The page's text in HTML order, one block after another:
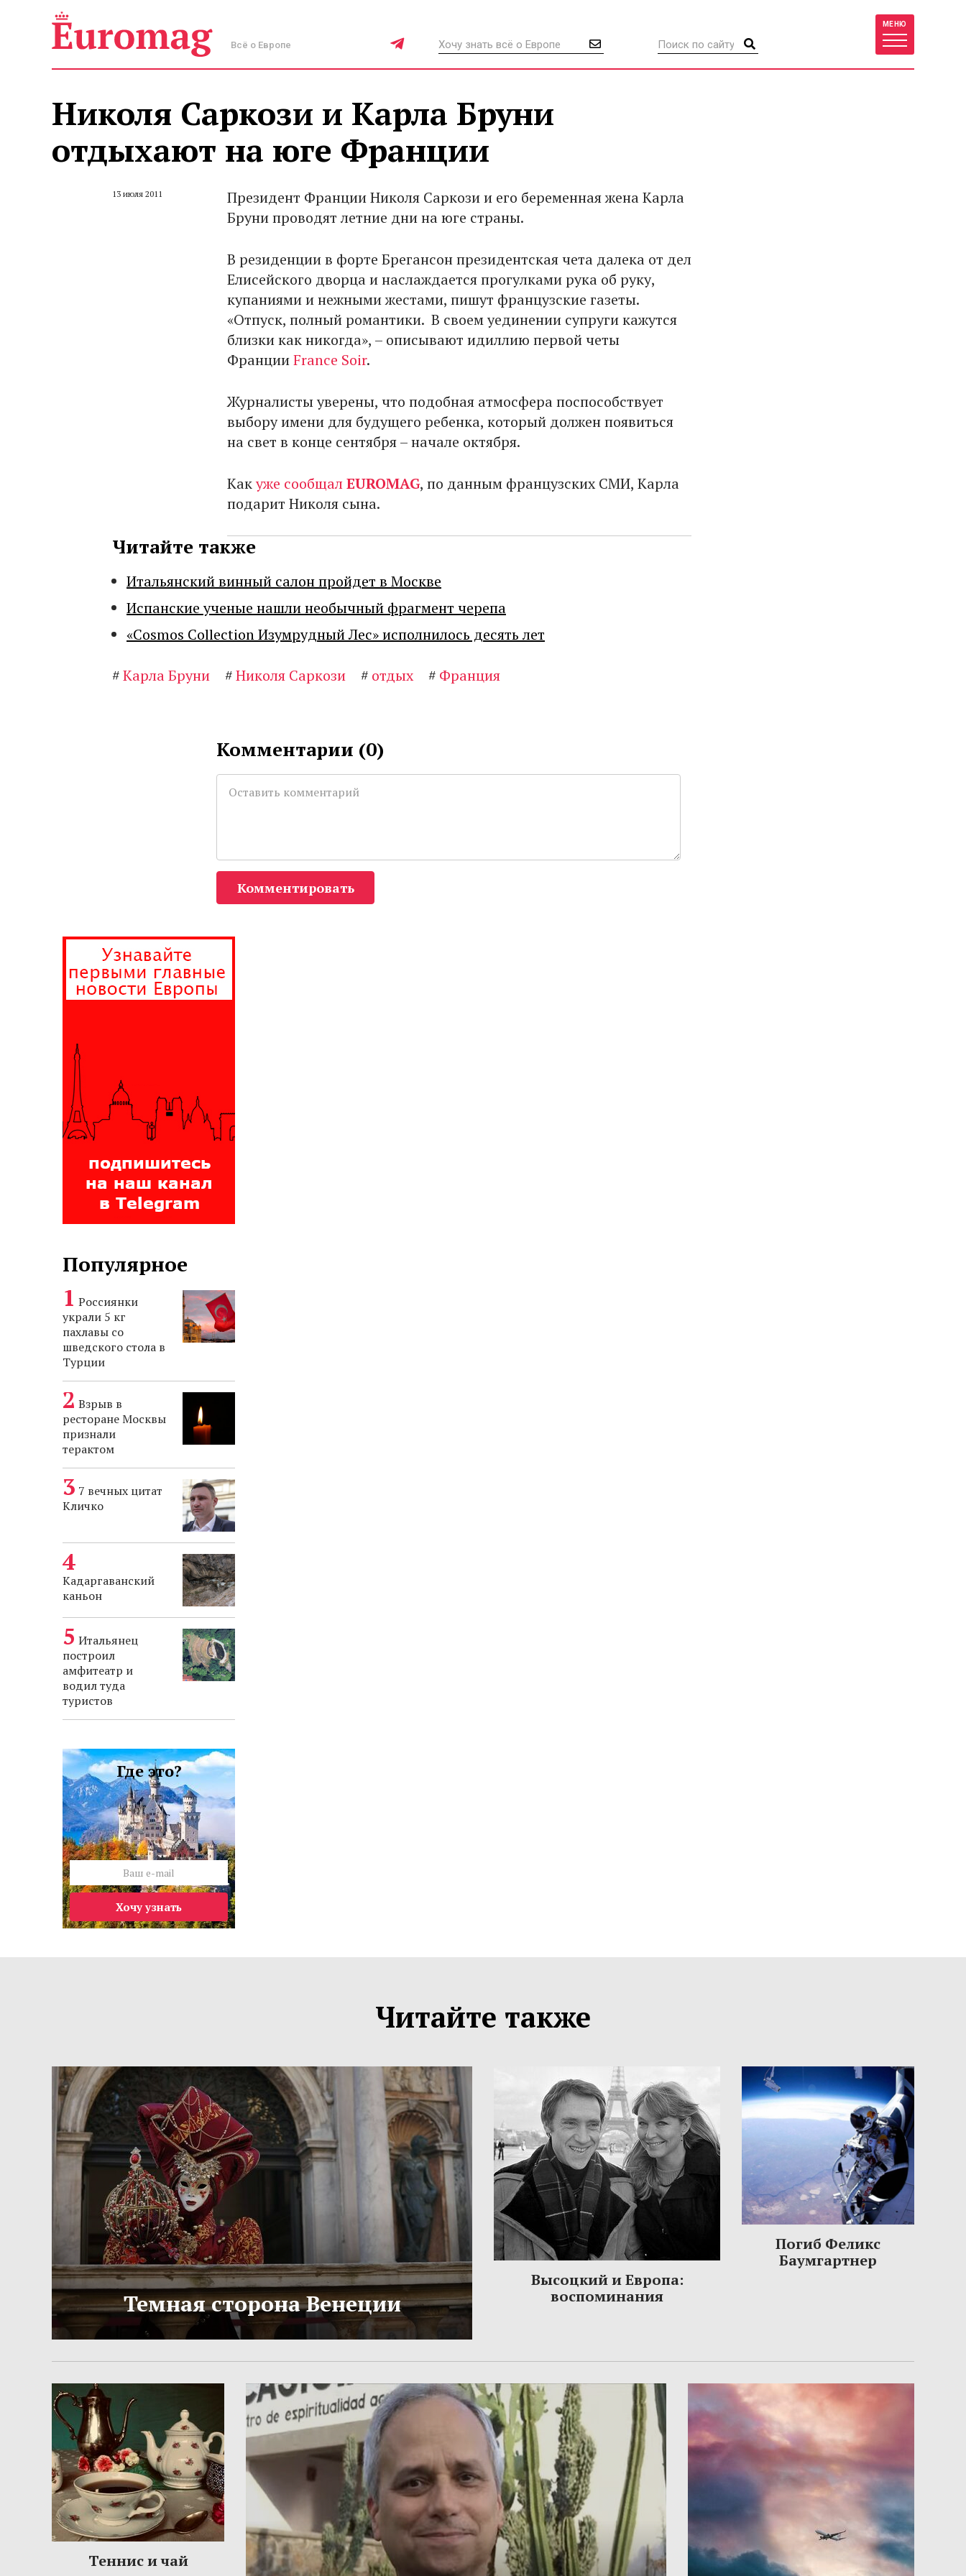
Всё о Европе
МЕНЮ
Николя Саркози и Карла Бруни
отдыхают на юге Франции
13 июля 2011
Президент Франции Николя Саркози и его беременная жена Карла
Бруни проводят летние дни на юге страны.
В резиденции в форте Брегансон президентская чета далека от дел
Елисейского дворца и наслаждается прогулками рука об руку,
купаниями и нежными жестами, пишут французские газеты.
«Отпуск, полный романтики. В своем уединении супруги кажутся
близки как никогда», – описывают идиллию первой четы
ФранцииFrance Soir.
Журналисты уверены, что подобная атмосфера поспособствует
выбору имени для будущего ребенка, который должен появиться
на свет в конце сентября – начале октября.
Какуже сообщалEUROMAG, по данным французских СМИ, Карла
подарит Николя сына.
Читайте также
Итальянский винный салон пройдет в Москве
Испанские ученые нашли необычный фрагмент черепа
«Cosmos Collection Изумрудный Лес» исполнилось десять лет
#Карла Бруни #Николя Саркози # отдых # Франция
Комментарии (0)
Комментировать
Популярное
Россиянки
украли 5 кг
пахлавы со
шведского стола в
Турции
Взрыв в
ресторане Москвы
признали
терактом
7 вечных цитат
Кличко
Кадаргаванский
каньон
Итальянец
построил
амфитеатр и
водил туда
туристов
Где это?
Хочу узнать
Читайте также
Темная сторона Венеции
Высоцкий и Европа:
воспоминания
Погиб Феликс
Баумгартнер
Теннис и чай